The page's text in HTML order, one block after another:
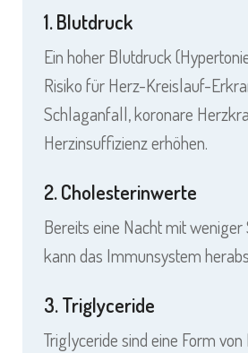
1. Blutdruck
Ein hoher Blutdruck
Risiko für Herz-Kreislauf-
Schlaganfall, koronare
Herzinsuffizienz erhöhen.
2. Cholesterinwerte
Bereits eine Nacht mit
kann das Immunsystem
3. Triglyceride
Triglyceride sind eine Form